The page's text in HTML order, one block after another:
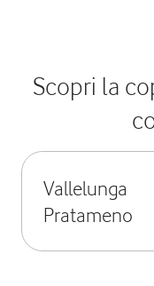
Scopri la
Vallelunga
Pratameno